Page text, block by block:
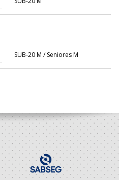
SUB-20 M / Seniores M
Juvenis M